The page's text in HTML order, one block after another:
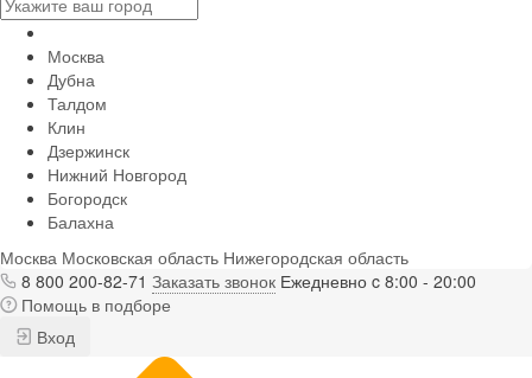
Москва
Дубна
Талдом
Клин
Дзержинск
Нижний Новгород
Богородск
Балахна
Москва Московская область Нижегородская область
8 800 200-82-71 Заказать звонок Ежедневно c 8:00 - 20:00
Помощь в подборе
Вход